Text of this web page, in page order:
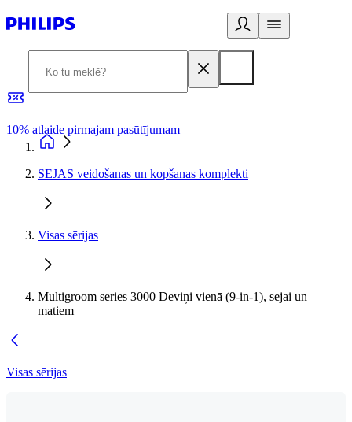
10% atlaide pirmajam pasūtījumam
SEJAS veidošanas un kopšanas komplekti
Visas sērijas
Multigroom series 3000 Deviņi vienā (9-in-1), sejai un
matiem
Visas sērijas